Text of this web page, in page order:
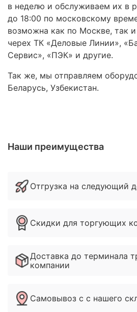
в неделю и обслуживаем их в
до 18:00 по московскому
возможна как по Москве, так
черех ТК «Деловые Линии»,
Сервис», «ПЭК» и другие.
Так же, мы отправляем
Беларусь, Узбекистан.
Наши преимущества
Отгрузка на следующий
Скидки для торгующих
Доставка до терминала
компании
Самовывоз с с нашего